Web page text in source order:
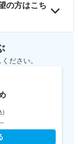
の方はこち
ださい。
)